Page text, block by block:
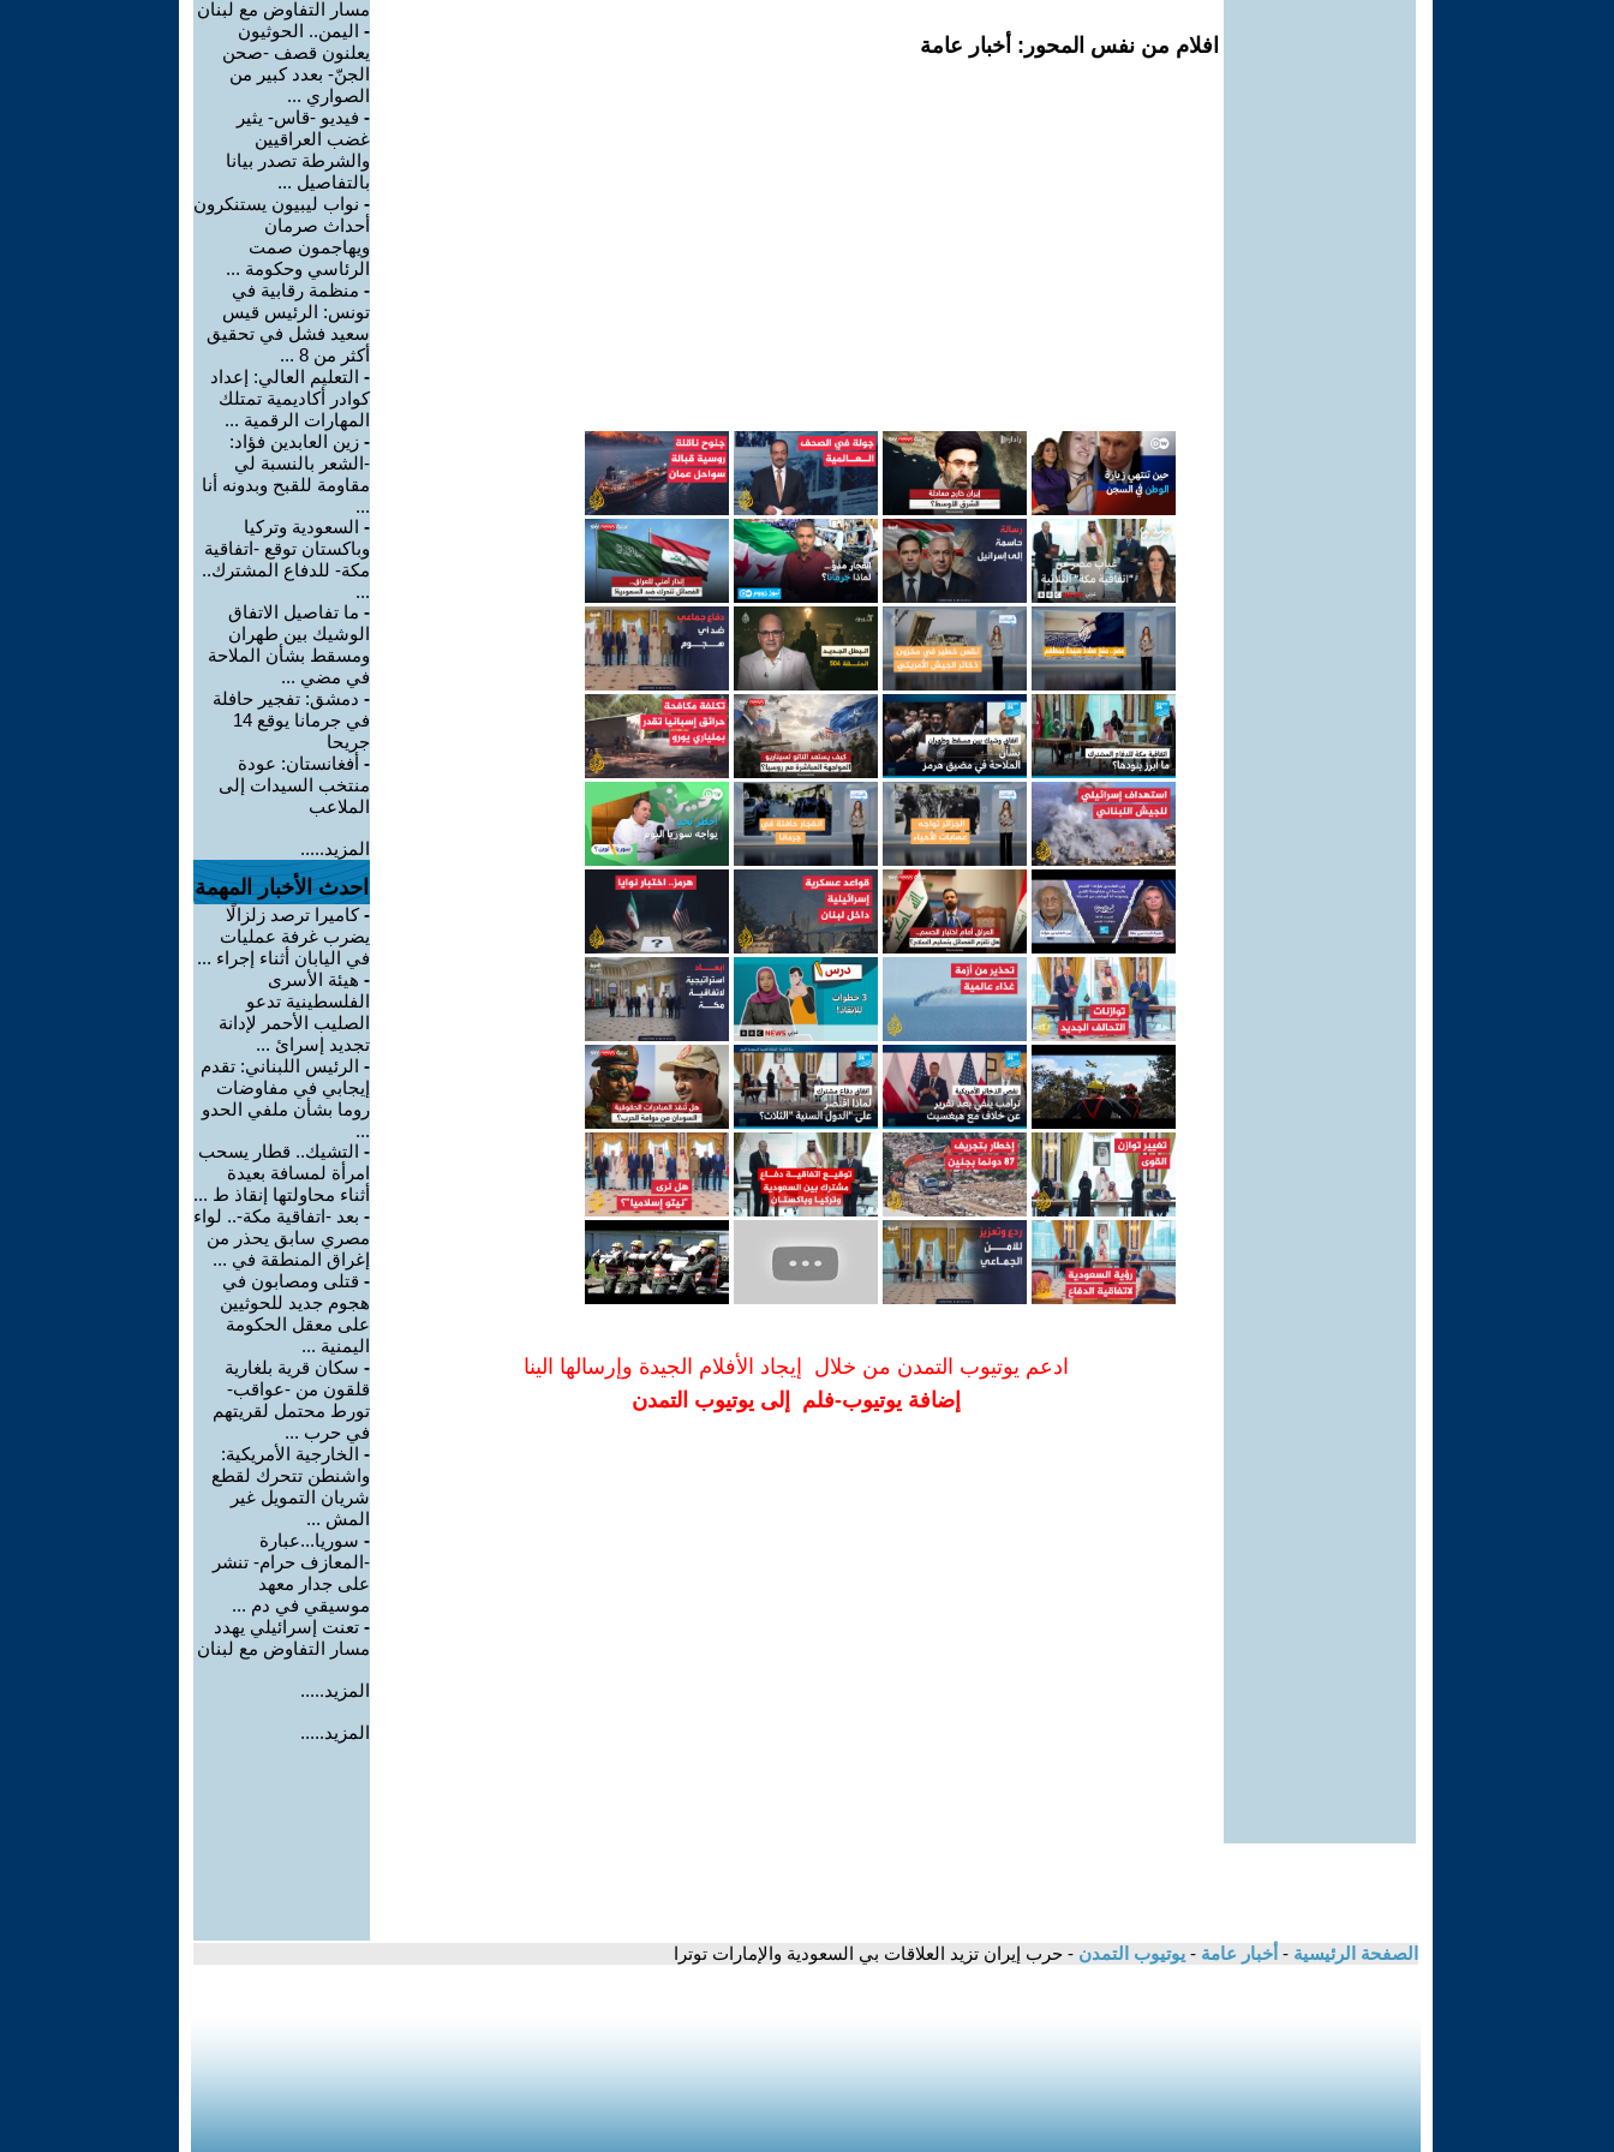
افلام من نفس المحور: أخبار عامة
ادعم يوتيوب التمدن من خلال إيجاد الأفلام الجيدة وإرسالها الينا
إضافة يوتيوب-فلم إلى يوتيوب التمدن
مسار التفاوض مع لبنان
- اليمن.. الحوثيون
يعلنون قصف -صحن
الجنّ- بعدد كبير من
الصواري ...
- فيديو -قاس- يثير
غضب العراقيين
والشرطة تصدر بيانا
بالتفاصيل ...
- نواب ليبيون يستنكرون
أحداث صرمان
ويهاجمون صمت
الرئاسي وحكومة ...
- منظمة رقابية في
تونس: الرئيس قيس
سعيد فشل في تحقيق
أكثر من 8 ...
- التعليم العالي: إعداد
كوادر أكاديمية تمتلك
المهارات الرقمية ...
- زين العابدين فؤاد:
-الشعر بالنسبة لي
مقاومة للقبح وبدونه أنا
...
- السعودية وتركيا
وباكستان توقع -اتفاقية
مكة- للدفاع المشترك..
...
- ما تفاصيل الاتفاق
الوشيك بين طهران
ومسقط بشأن الملاحة
في مضي ...
- دمشق: تفجير حافلة
في جرمانا يوقع 14
جريحا
- أفغانستان: عودة
منتخب السيدات إلى
الملاعب
المزيد.....
احدث الأخبار المهمة
-كاميرا ترصد زلزالًا
يضرب غرفة عمليات
في اليابان أثناء إجراء ...
- هيئة الأسرى
الفلسطينية تدعو
الصليب الأحمر لإدانة
تجديد إسرائ ...
- الرئيس اللبناني: تقدم
إيجابي في مفاوضات
روما بشأن ملفي الحدو
...
- التشيك.. قطار يسحب
امرأة لمسافة بعيدة
أثناء محاولتها إنقاذ ط ...
- بعد -اتفاقية مكة-.. لواء
مصري سابق يحذر من
إغراق المنطقة في ...
- قتلى ومصابون في
هجوم جديد للحوثيين
على معقل الحكومة
اليمنية ...
- سكان قرية بلغارية
قلقون من -عواقب-
تورط محتمل لقريتهم
في حرب ...
- الخارجية الأمريكية:
واشنطن تتحرك لقطع
شريان التمويل غير
المش ...
- سوريا...عبارة
-المعازف حرام- تنشر
على جدار معهد
موسيقي في دم ...
- تعنت إسرائيلي يهدد
مسار التفاوض مع لبنان
المزيد.....
المزيد.....
الصفحة الرئيسية - أخبار عامة - يوتيوب التمدن - حرب إيران تزيد العلاقات بي السعودية والإمارات توترا